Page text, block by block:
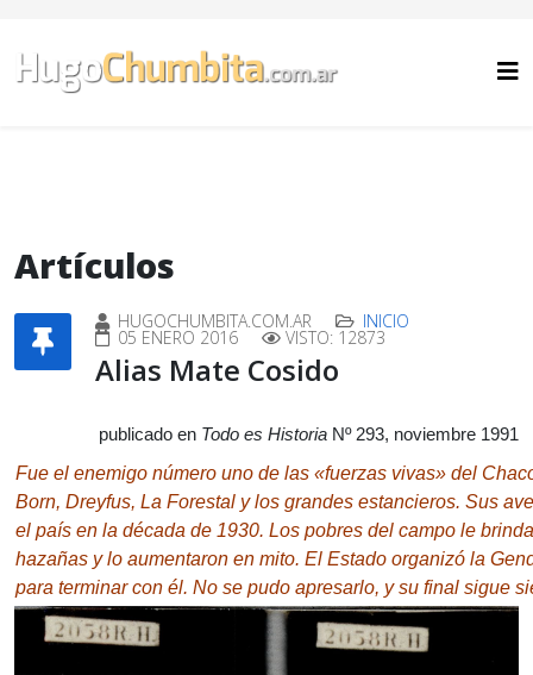
Artículos
HUGOCHUMBITA.COM.AR INICIO
05 ENERO 2016 VISTO: 12873
Alias Mate Cosido
publicado en Todo es Historia Nº 293, noviembre 1991
Fue el enemigo número uno de las «fuerzas vivas» del
Born, Dreyfus, La Forestal y los grandes estancieros. Sus
el país en la década de 1930. Los pobres del campo le
hazañas y lo aumentaron en mito. El Estado organizó la
para terminar con él. No se pudo apresarlo, y su final sigue